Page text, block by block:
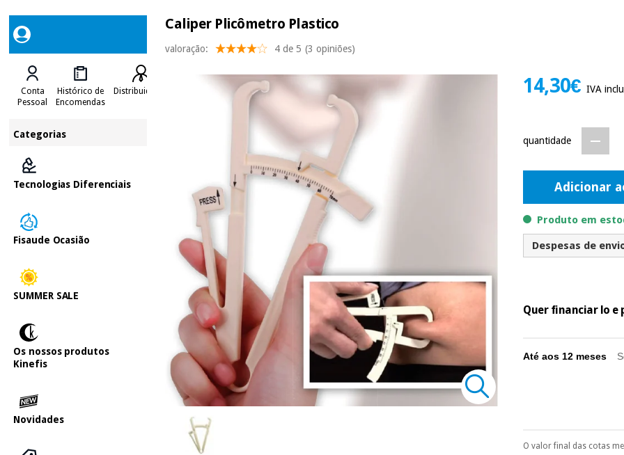
Conta
Pessoal
Histórico de
Encomendas
Distribuidores
Categorias
Tecnologias Diferenciais
Fisaude Ocasião
SUMMER SALE
Os nossos produtos
Kinefis
Novidades
Caliper Plicômetro Plastico
valoração: 4 de 5 (3 opiniões)
14,30€IVA
quantidade
Adicionar
Produto em
Despesas de
Quer financiar lo e
Até aos 12 meses
Pode escolhê-lo no
O valor final das cotas